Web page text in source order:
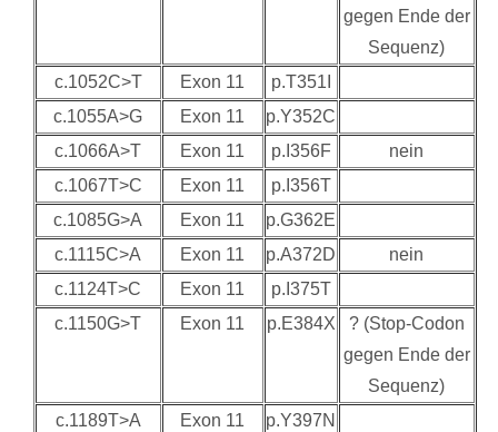
gegen Ende der
Sequenz)
c.1052C>T
Exon 11
p.T351I
c.1055A>G
Exon 11
p.Y352C
c.1066A>T
Exon 11 p.I356F
nein
c.1067T>C
Exon 11
p.I356T
c.1085G>A
Exon 11
p.G362E
c.1115C>A
Exon 11 p.A372D
nein
c.1124T>C
Exon 11
p.I375T
c.1150G>T
Exon 11 p.E384X
? (Stop-Codon
gegen Ende der
Sequenz)
c.1189T>A
Exon 11
p.Y397N